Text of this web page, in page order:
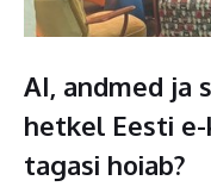
AI, andmed ja
hetkel Eesti e-
tagasi hoiab?